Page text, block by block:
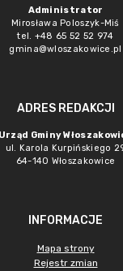
Administrator
Mirosława Poloszyk-Miś
tel. +48 65 52 52 974
gmina@wloszakowice.pl
ADRES REDAKCJI
Urząd Gminy
ul. Karola Kurpińskiego
64-140 Włoszakowice
INFORMACJE
Mapa strony
Rejestr zmian